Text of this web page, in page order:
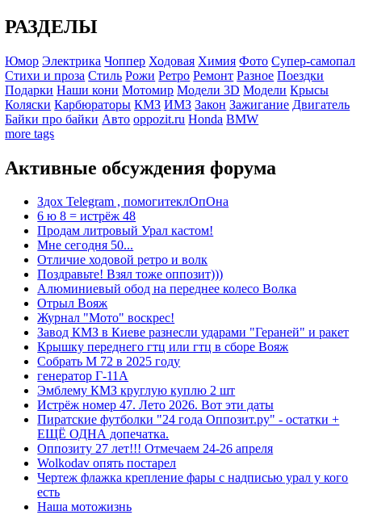
РАЗДЕЛЫ
Юмор Электрика Чоппер Ходовая Химия Фото Супер-самопал
Стихи и проза Стиль Рожи Ретро Ремонт Разное Поездки
Подарки Наши кони Мотомир Модели 3D Модели Крысы
Коляски Карбюраторы КМЗ ИМЗ Закон Зажигание Двигатель
Байки про байки Авто oppozit.ru Honda BMW
more tags
Активные обсуждения форума
Здох Telegram , помогитеклОпОна
6 ю 8 = истрёж 48
Продам литровый Урал кастом!
Мне сегодня 50...
Отличие ходовой ретро и волк
Поздравьте! Взял тоже оппозит)))
Алюминиевый обод на переднее колесо Волка
Отрыл Вояж
Журнал "Мото" воскрес!
Завод КМЗ в Киеве разнесли ударами "Гераней" и ракет
Крышку переднего гтц или гтц в сборе Вояж
Собрать М 72 в 2025 году
генератор Г-11А
Эмблему КМЗ круглую куплю 2 шт
Истрёж номер 47. Лето 2026. Вот эти даты
Пиратские футболки "24 года Оппозит.ру" - остатки +
ЕЩЁ ОДНА допечатка.
Оппозиту 27 лет!!! Отмечаем 24-26 апреля
Wolkodav опять постарел
Чертеж флажка крепление фары с надписью урал у кого
есть
Наша мотожизнь